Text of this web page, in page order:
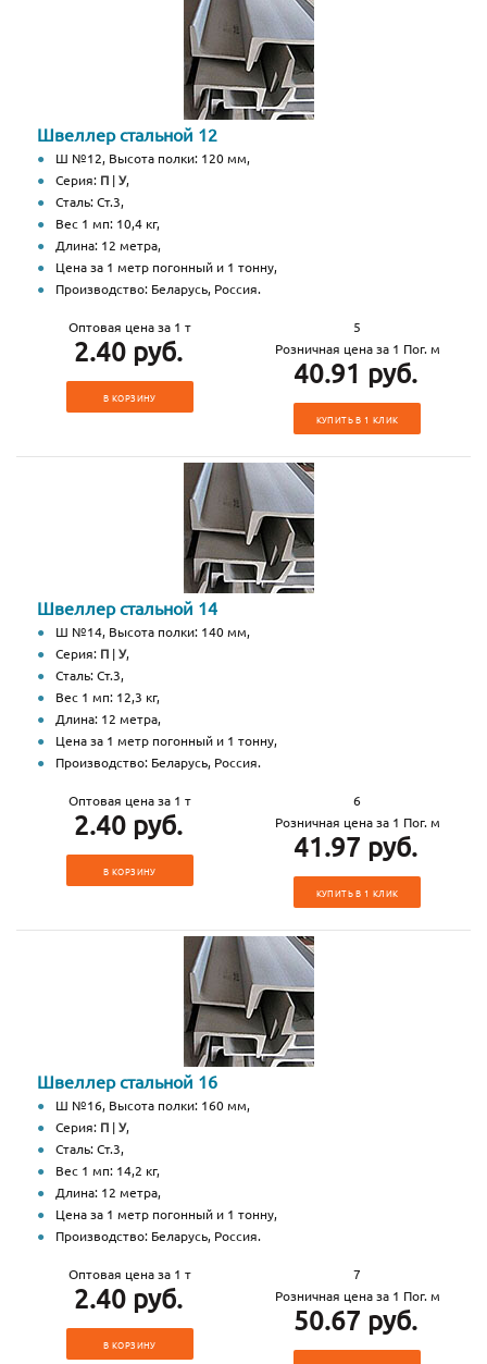
Швеллер стальной 12
Ш №12, Высота полки: 120 мм,
Серия: П |У,
Сталь: Ст.3,
Вес 1 мп: 10,4 кг,
Длина: 12 метра,
Цена за 1 метр погонный и 1 тонну,
Производство: Беларусь, Россия.
Оптовая цена за 1 т
2.40 руб.
В КОРЗИНУ
5
Розничная цена за 1 Пог. м
40.91 руб.
КУПИТЬ В 1 КЛИК
Швеллер стальной 14
Ш №14, Высота полки: 140 мм,
Серия: П |У,
Сталь: Ст.3,
Вес 1 мп: 12,3 кг,
Длина: 12 метра,
Цена за 1 метр погонный и 1 тонну,
Производство: Беларусь, Россия.
Оптовая цена за 1 т
2.40 руб.
В КОРЗИНУ
6
Розничная цена за 1 Пог. м
41.97 руб.
КУПИТЬ В 1 КЛИК
Швеллер стальной 16
Ш №16, Высота полки: 160 мм,
Серия: П |У,
Сталь: Ст.3,
Вес 1 мп: 14,2 кг,
Длина: 12 метра,
Цена за 1 метр погонный и 1 тонну,
Производство: Беларусь, Россия.
Оптовая цена за 1 т
2.40 руб.
В КОРЗИНУ
7
Розничная цена за 1 Пог. м
50.67 руб.